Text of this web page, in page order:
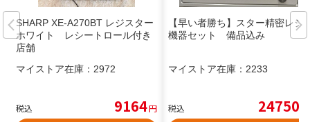
SHARP XE-A270BT レジスター
ホワイト レシートロール付き
店舗
マイストア在庫： 2972
税込 9164円
【早い者勝ち】スター精密レジ
機器セット 備品込み
マイストア在庫： 2233
税込 24750